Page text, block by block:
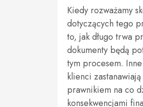
Kiedy rozważamy
dotyczących tego
to, jak długo trwa
dokumenty będą
tym procesem.
klienci
prawnikiem na co
konsekwencjami